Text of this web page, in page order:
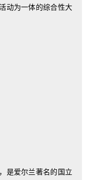
动为一体的综合性大
是爱尔兰著名的国立